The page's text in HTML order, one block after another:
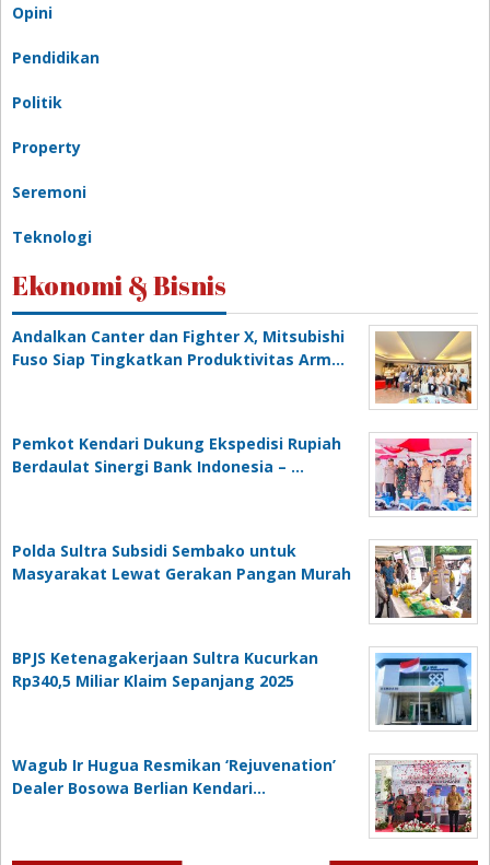
Opini
Pendidikan
Politik
Property
Seremoni
Teknologi
Ekonomi & Bisnis
Andalkan Canter dan Fighter X, Mitsubishi
Fuso Siap Tingkatkan Produktivitas Arm…
Pemkot Kendari Dukung Ekspedisi Rupiah
Berdaulat Sinergi Bank Indonesia – …
Polda Sultra Subsidi Sembako untuk
Masyarakat Lewat Gerakan Pangan Murah
BPJS Ketenagakerjaan Sultra Kucurkan
Rp340,5 Miliar Klaim Sepanjang 2025
Wagub Ir Hugua Resmikan ‘Rejuvenation’
Dealer Bosowa Berlian Kendari…